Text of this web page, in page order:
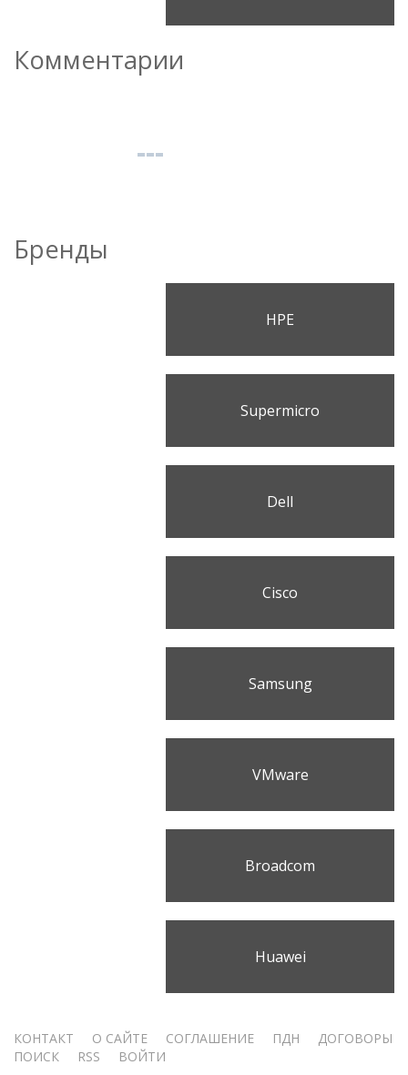
Комментарии
Бренды
HPE
Supermicro
Dell
Cisco
Samsung
VMware
Broadcom
Huawei
Меню
КОНТАКТ О САЙТЕ СОГЛАШЕНИЕ ПДН
ДОГОВОРЫ
ПОИСК
RSS ВОЙТИ